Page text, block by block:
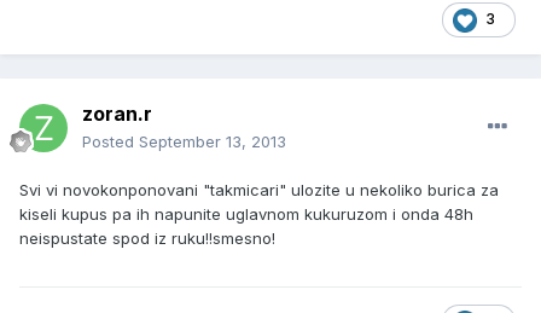
3
zoran.r
Posted September 13, 2013
Svi vi novokonponovani "takmicari" ulozite u nekoliko burica za
kiseli kupus pa ih napunite uglavnom kukuruzom i onda 48h
neispustate spod iz ruku!!smesno!